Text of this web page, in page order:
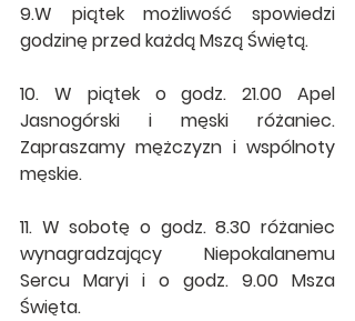
9.W piątek możliwość spowiedzi
godzinę przed każdą Mszą Świętą.
10. W piątek o godz. 21.00 Apel
Jasnogórski i męski różaniec.
Zapraszamy mężczyzn i wspólnoty
męskie.
11. W sobotę o godz. 8.30 różaniec
wynagradzający Niepokalanemu
Sercu Maryi i o godz. 9.00 Msza
Święta.